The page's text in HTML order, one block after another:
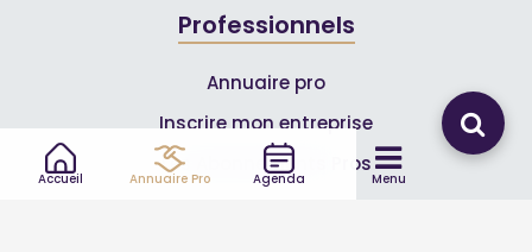
Accueil Annuaire Pro Agenda Menu
Professionnels
Annuaire pro
Inscrire mon entreprise
Les Abonnements Pros